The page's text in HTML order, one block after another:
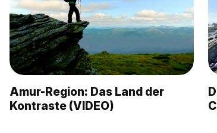
Amur-Region: Das Land der
Kontraste (VIDEO)